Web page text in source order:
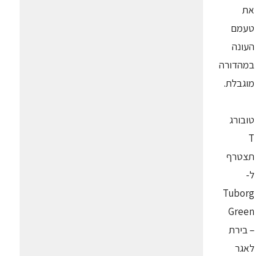
את
טעמם
העונה
במהדורה
מוגבלת.
טובורג
T
תצטרף
ל-
Tuborg
Green
– בירת
לאגר